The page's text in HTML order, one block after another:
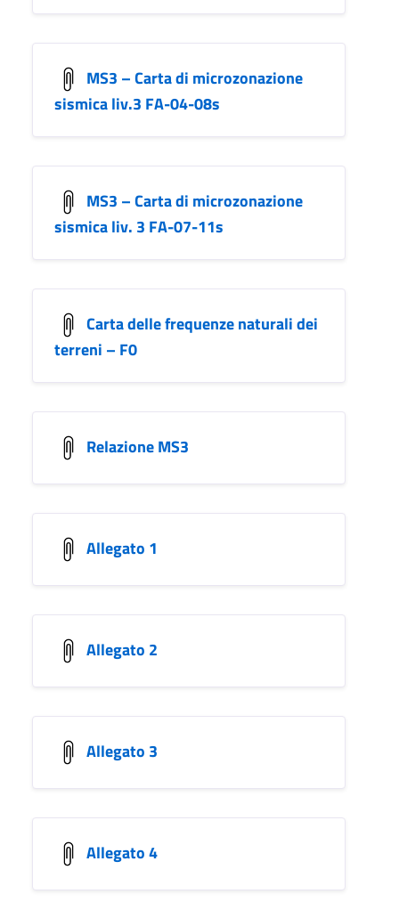
MS3 – Carta di microzonazione
sismica liv.3 FA-04-08s
MS3 – Carta di microzonazione
sismica liv. 3 FA-07-11s
Carta delle frequenze naturali dei
terreni – F0
Relazione MS3
Allegato 1
Allegato 2
Allegato 3
Allegato 4